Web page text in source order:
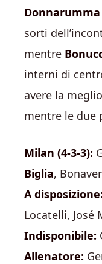
Donnarumma
sorti
mentre
interni di
avere la
mentre le due
Milan (4-3-3):
Biglia,
A disposizione:
Locatelli, José
Indisponibile:
Allenatore: